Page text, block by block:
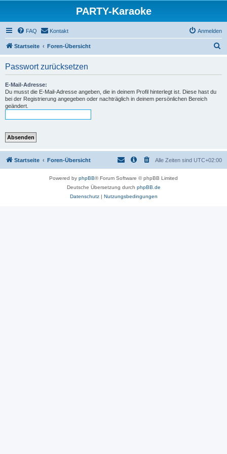
PARTY-Karaoke
FAQ Kontakt Anmelden
Startseite Foren-Übersicht
Passwort zurücksetzen
E-Mail-Adresse:
Du musst die E-Mail-Adresse angeben, die in deinem Profil hinterlegt ist. Diese hast du
bei der Registrierung angegeben oder nachträglich in deinem persönlichen Bereich
geändert.
Startseite Foren-Übersicht Alle Zeiten sind UTC+02:00
Powered by phpBB® Forum Software © phpBB Limited
Deutsche Übersetzung durch phpBB.de
Datenschutz| Nutzungsbedingungen